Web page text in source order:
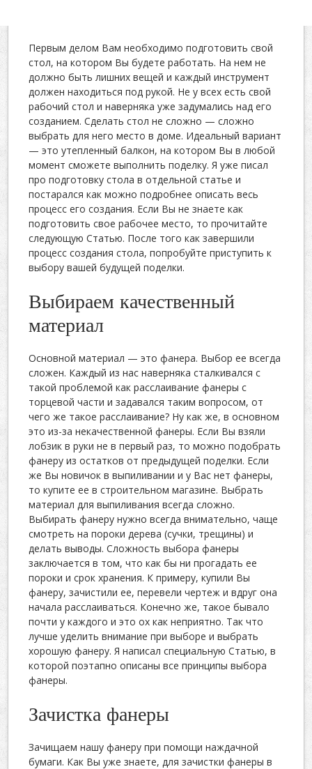
Первым делом Вам необходимо подготовить свой
стол, на котором Вы будете работать. На нем не
должно быть лишних вещей и каждый инструмент
должен находиться под рукой. Не у всех есть свой
рабочий стол и наверняка уже задумались над его
созданием. Сделать стол не сложно — сложно
выбрать для него место в доме. Идеальный вариант
— это утепленный балкон, на котором Вы в любой
момент сможете выполнить поделку. Я уже писал
про подготовку стола в отдельной статье и
постарался как можно подробнее описать весь
процесс его создания. Если Вы не знаете как
подготовить свое рабочее место, то прочитайте
следующую Статью. После того как завершили
процесс создания стола, попробуйте приступить к
выбору вашей будущей поделки.
Выбираем качественный
материал
Основной материал — это фанера. Выбор ее всегда
сложен. Каждый из нас наверняка сталкивался с
такой проблемой как расслаивание фанеры с
торцевой части и задавался таким вопросом, от
чего же такое расслаивание? Ну как же, в основном
это из-за некачественной фанеры. Если Вы взяли
лобзик в руки не в первый раз, то можно подобрать
фанеру из остатков от предыдущей поделки. Если
же Вы новичок в выпиливании и у Вас нет фанеры,
то купите ее в строительном магазине. Выбрать
материал для выпиливания всегда сложно.
Выбирать фанеру нужно всегда внимательно, чаще
смотреть на пороки дерева (сучки, трещины) и
делать выводы. Сложность выбора фанеры
заключается в том, что как бы ни прогадать ее
пороки и срок хранения. К примеру, купили Вы
фанеру, зачистили ее, перевели чертеж и вдруг она
начала расслаиваться. Конечно же, такое бывало
почти у каждого и это ох как неприятно. Так что
лучше уделить внимание при выборе и выбрать
хорошую фанеру. Я написал специальную Статью, в
которой поэтапно описаны все принципы выбора
фанеры.
Зачистка фанеры
Зачищаем нашу фанеру при помощи наждачной
бумаги. Как Вы уже знаете, для зачистки фанеры в